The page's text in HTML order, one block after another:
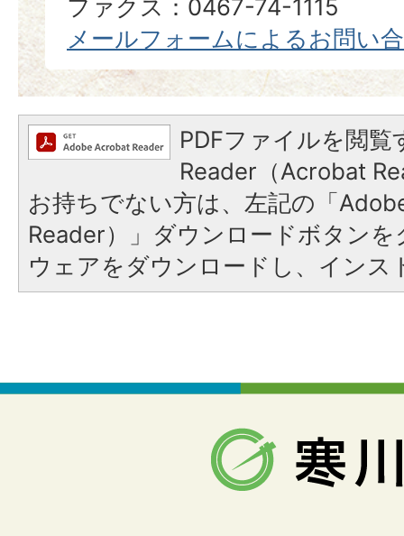
ファクス：0467-74-1115
メールフォームによるお問い
PDFファイルを閲
Reader（Acrobat
お持ちでない方は、左記の「
Reader）」ダウンロードボタン
ウェアをダウンロードし、インス